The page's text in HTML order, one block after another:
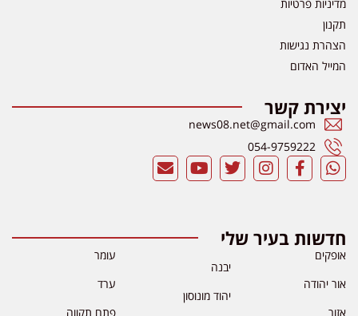
מדיניות פרטיות
תקנון
הצהרת נגישות
המייל האדום
יצירת קשר
news08.net@gmail.com
054-9759222
חדשות בעיר שלי
אופקים
אור יהודה
אזור
יבנה
יהוד מונוסון
עומר
ערד
פתח תקווה